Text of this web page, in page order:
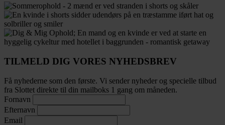
TILMELD DIG VORES NYHEDSBREV
Få nyhederne som den første. Vi sender nyheder og specielle tilbud
fra Slottet direkte til din mailboks 1 gang om måneden.
Fornavn
Efternavn
Email